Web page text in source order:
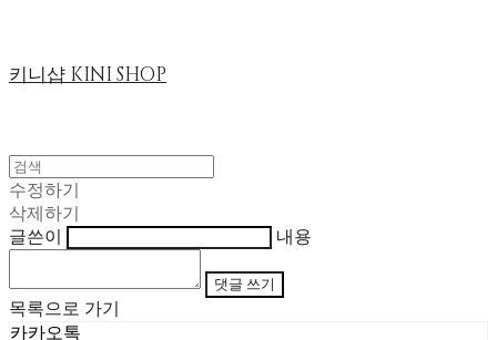
키니샵 KINI SHOP
수정하기
삭제하기
글쓴이
내용
댓글 쓰기
목록으로 가기
카카오톡